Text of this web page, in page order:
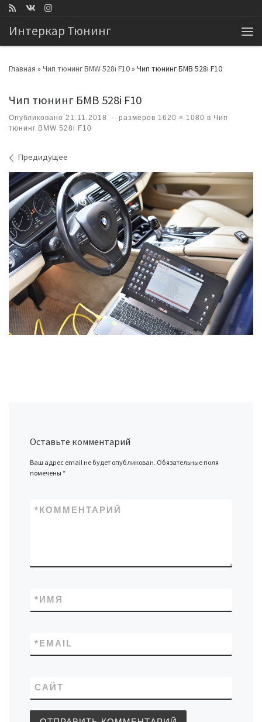
Интеркар Тюнинг
Главная » Чип тюнинг BMW 528i F10» Чип тюнинг БМВ 528i F10
Чип тюнинг БМВ 528i F10
Опубликовано 21.11.2018 - размеров 1620 × 1080 в Чип
тюнинг BMW 528i F10
Навигация по изображениям
Предидущее
Оставьте комментарий
Ваш адрес email не будет опубликован. Обязательные поля
помечены*
КОММЕНТАРИЙ
*
ИМЯ
*
EMAIL
*
САЙТ